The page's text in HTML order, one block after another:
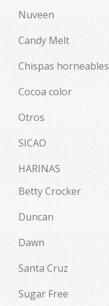
Nuveen
Candy Melt
Chispas horneables
Cocoa color
Otros
SICAO
HARINAS
Betty Crocker
Duncan
Dawn
Santa Cruz
Sugar Free